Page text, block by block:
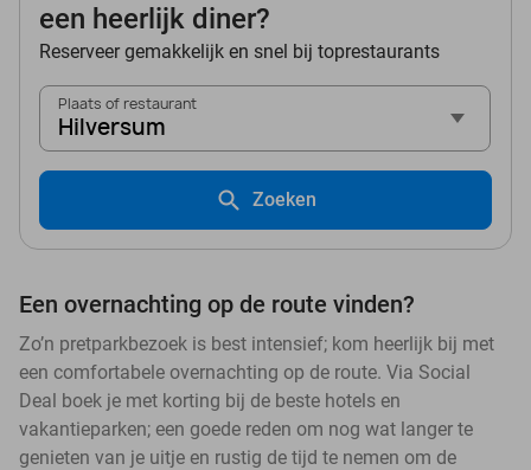
een heerlijk diner?
Reserveer gemakkelijk en snel bij toprestaurants
Plaats of restaurant
Hilversum
Zoeken
Een overnachting op de route vinden?
Zo’n pretparkbezoek is best intensief; kom heerlijk bij met
een comfortabele overnachting op de route. Via Social
Deal boek je met korting bij de beste hotels en
vakantieparken; een goede reden om nog wat langer te
genieten van je uitje en rustig de tijd te nemen om de